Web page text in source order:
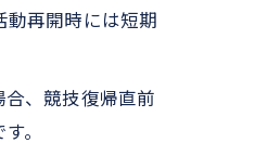
動再開時には短期
、競技復帰直前
。